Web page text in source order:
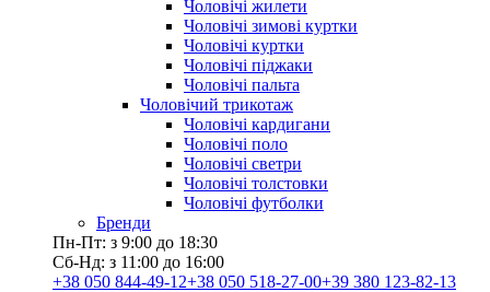
Чоловічі жилети
Чоловічі зимові куртки
Чоловічі куртки
Чоловічі піджаки
Чоловічі пальта
Чоловічий трикотаж
Чоловічі кардигани
Чоловічі поло
Чоловічі светри
Чоловічі толстовки
Чоловічі футболки
Бренди
Пн-Пт: з 9:00 до 18:30
Сб-Нд: з 11:00 до 16:00
+38 050 844-49-12+38 050 518-27-00+39 380 123-82-13